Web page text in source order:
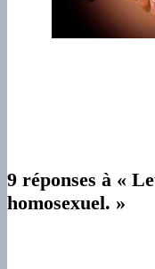
9 réponses à «
homosexuel. »